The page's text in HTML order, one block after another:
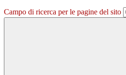
Campo di ricerca per le pagine del sito